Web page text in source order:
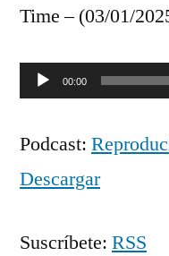
Time – (03/01/
Reproductor
audio
00:00
Podcast:
Descargar
Suscríbete: RSS